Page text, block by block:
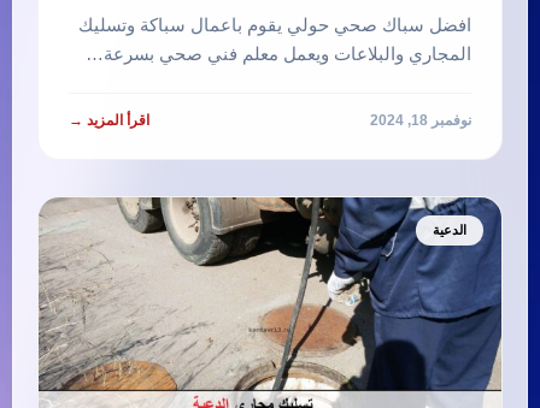
افضل سباك صحي حولي يقوم باعمال سباكة وتسليك
المجاري والبلاعات ويعمل معلم فني صحي بسرعة…
نوفمبر 18, 2024 اقرأ المزيد →
الدعية